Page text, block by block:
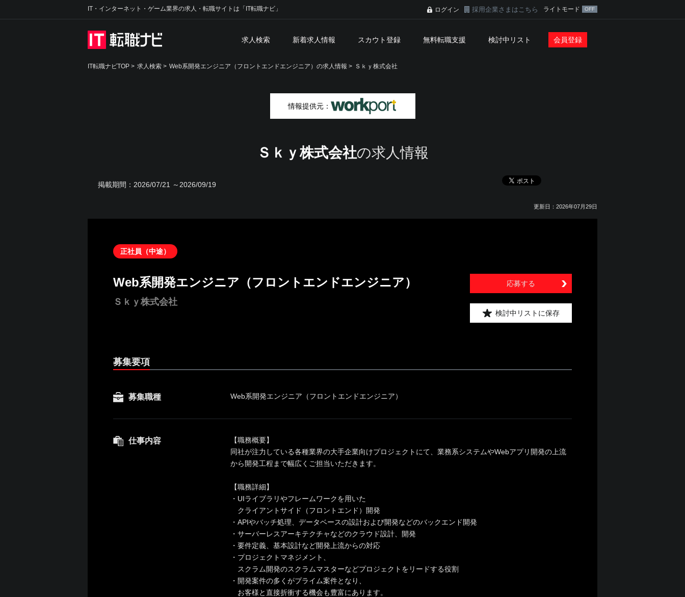
IT・インターネット・ゲーム業界の求人・転職サイトは「IT転職ナビ」 ログイン 採用企業さまはこちら ライトモード
求人検索 新着求人情報 スカウト登録 無料転職支援 検討中リスト 会員登録
IT転職ナビTOP > 求人検索 > Web系開発エンジニア（フロントエンドエンジニア）の求人情報 > Ｓｋｙ株式会社
情報提供元：
Ｓｋｙ株式会社の求人情報
掲載期間： 2026/07/21 ～2026/09/19
更新日：2026年07月29日
正社員（中途）
Web系開発エンジニア（フロントエンドエンジニア）
Ｓｋｙ株式会社
応募する
検討中リストに保存
募集要項
募集職種 Web系開発エンジニア（フロントエンドエンジニア）
仕事内容
【職務概要】
同社が注力している各種業界の大手企業向けプロジェクトにて、業務系システムやWebアプリ開発の上流
から開発工程まで幅広くご担当いただきます。
【職務詳細】
・UIライブラリやフレームワークを用いた
クライアントサイド（フロントエンド）開発
・APIやバッチ処理、データベースの設計および開発などのバックエンド開発
・サーバーレスアーキテクチャなどのクラウド設計、開発
・要件定義、基本設計など開発上流からの対応
・プロジェクトマネジメント、
スクラム開発のスクラムマスターなどプロジェクトをリードする役割
・開発案件の多くがプライム案件となり、
お客様と直接折衝する機会も豊富にあります。